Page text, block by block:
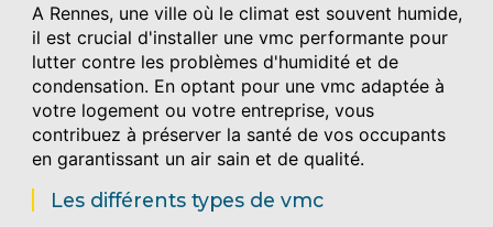
A Rennes, une ville où le climat est souvent humide,
il est crucial d'installer une vmc performante pour
lutter contre les problèmes d'humidité et de
condensation. En optant pour une vmc adaptée à
votre logement ou votre entreprise, vous
contribuez à préserver la santé de vos occupants
en garantissant un air sain et de qualité.
Les différents types de vmc